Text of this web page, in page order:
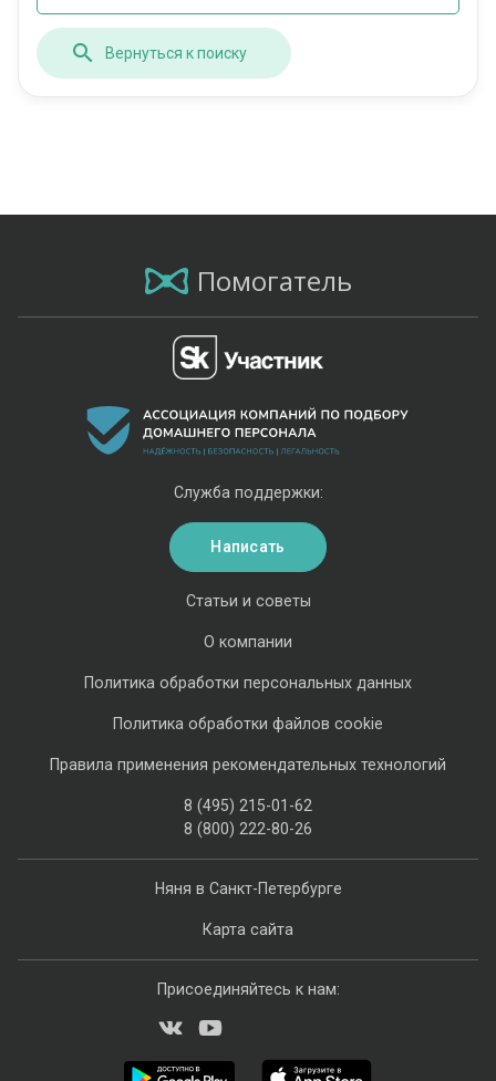
Вернуться к поиску
Помогатель
Няня в Санкт-Петербурге
Карта сайта
Статьи и советы
О компании
Политика обработки персональных данных
Политика обработки файлов cookie
Правила применения рекомендательных технологий
8 (495) 215-01-62
8 (800) 222-80-26
Служба поддержки:
Написать
Присоединяйтесь к нам: